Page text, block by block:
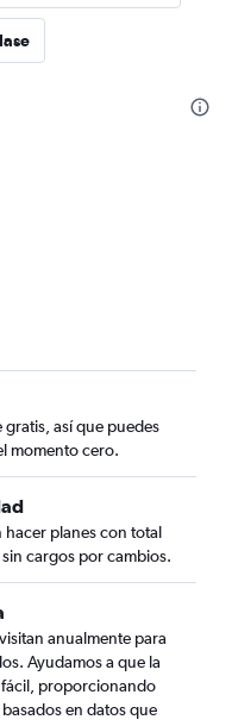
así que puedes
momento cero.
planes con total
cargos por cambios.
anualmente para
Ayudamos a que la
fácil, proporcionando
en datos que